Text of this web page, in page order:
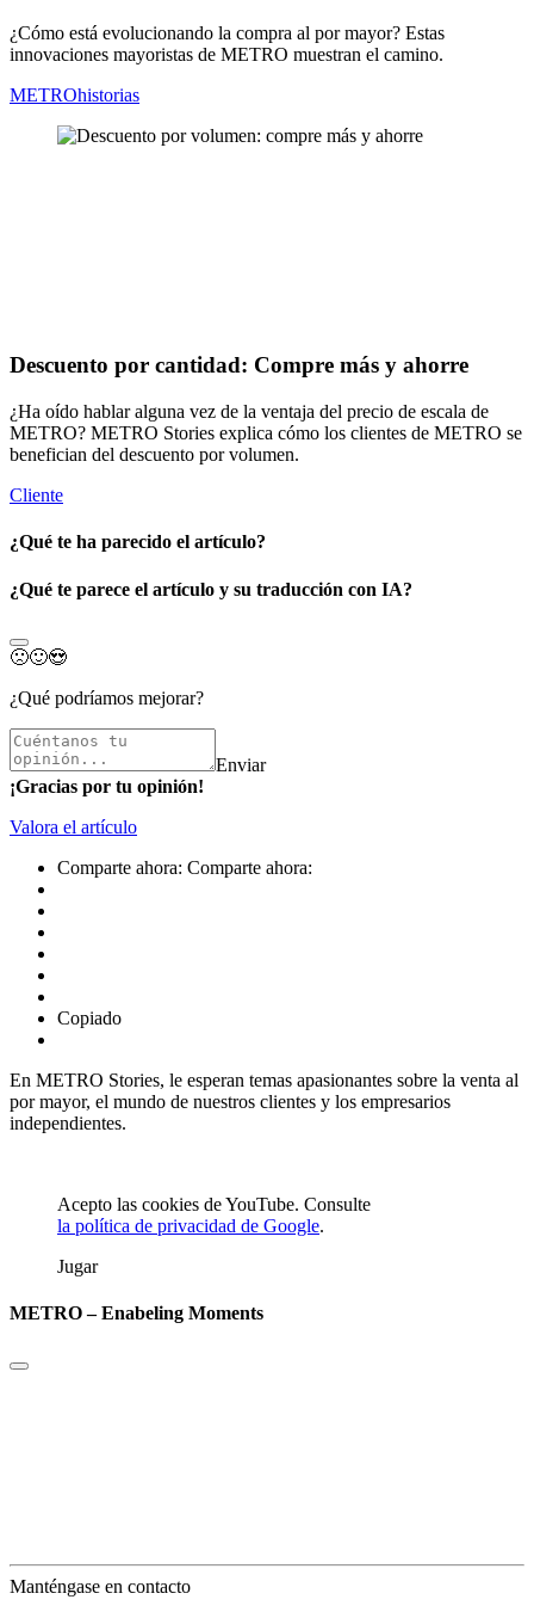
¿Cómo está evolucionando la compra al por mayor? Estas
innovaciones mayoristas de METRO muestran el camino.
METROhistorias
Descuento por cantidad: Compre más y ahorre
¿Ha oído hablar alguna vez de la ventaja del precio de escala de
METRO? METRO Stories explica cómo los clientes de METRO se
benefician del descuento por volumen.
Cliente
¿Qué te ha parecido el artículo?
¿Qué te parece el artículo y su traducción con IA?
🙁🙂😍
¿Qué podríamos mejorar?
Enviar
¡Gracias por tu opinión!
Valora el artículo
Comparte ahora: Comparte ahora:
Copiado
En METRO Stories, le esperan temas apasionantes sobre la venta al
por mayor, el mundo de nuestros clientes y los empresarios
independientes.
Acepto las cookies de YouTube. Consulte
la política de privacidad de Google.
Jugar
METRO – Enabeling Moments
Manténgase en contacto